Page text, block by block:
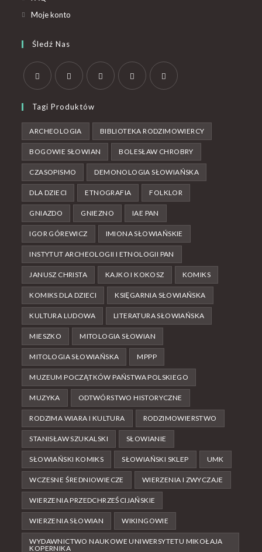
Moje konto
Śledź Nas
Tagi Produktów
ARCHEOLOGIA BIBLIOTEKA RODZIMOWIERCY
BOGOWIE SŁOWIAN BOLESŁAW CHROBRY
CZASOPISMO DEMONOLOGIA SŁOWIAŃSKA
DLA DZIECI ETNOGRAFIA FOLKLOR
GNIAZDO GNIEZNO IAE PAN
IGOR GÓREWICZ IMIONA SŁOWIAŃSKIE
INSTYTUT ARCHEOLOGII I ETNOLOGII PAN
JANUSZ CHRISTA KAJKO I KOKOSZ KOMIKS
KOMIKS DLA DZIECI KSIĘGARNIA SŁOWIAŃSKA
KULTURA LUDOWA LITERATURA SŁOWIAŃSKA
MIESZKO MITOLOGIA SŁOWIAN
MITOLOGIA SŁOWIAŃSKA MPPP
MUZEUM POCZĄTKÓW PAŃSTWA POLSKIEGO
MUZYKA ODTWÓRSTWO HISTORYCZNE
RODZIMA WIARA I KULTURA RODZIMOWIERSTWO
STANISŁAW SZUKALSKI SŁOWIANIE
SŁOWIAŃSKI KOMIKS SŁOWIAŃSKI SKLEP UMK
WCZESNE ŚREDNIOWIECZE WIERZENIA I ZWYCZAJE
WIERZENIA PRZEDCHRZEŚCIJAŃSKIE
WIERZENIA SŁOWIAN WIKINGOWIE
WYDAWNICTWO NAUKOWE UNIWERSYTETU MIKOŁAJA
KOPERNIKA